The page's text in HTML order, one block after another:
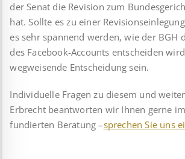
der Senat die Revision zum
hat. Sollte es zu einer
es sehr spannend werden, wie der BGH
des Facebook-Accounts entscheiden
wegweisende Entscheidung sein.
Individuelle Fragen zu diesem und
Erbrecht beantworten wir Ihnen gerne
fundierten Beratung –sprechen Sie uns